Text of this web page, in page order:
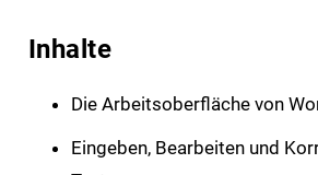
Inhalte
Die Arbeitsoberfläche von
Eingeben, Bearbeiten und